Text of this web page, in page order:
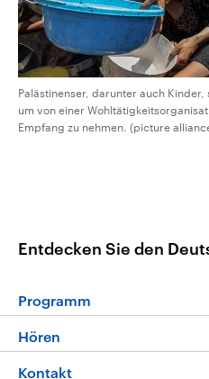
Palästinenser, darunter auch Kinder,
um von einer
Empfang zu nehmen. (picture
Entdecken Sie den
Programm
Programm
Hören
Livestream
Kontakt